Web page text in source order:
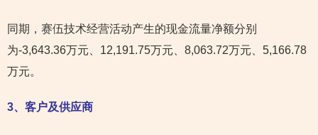
同期，赛伍技术经营活动产生的现金流量净额分别
为-3,643.36万元、12,191.75万元、8,063.72万元、5,166.78
万元。
3、客户及供应商